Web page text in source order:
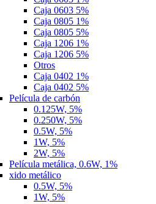
Caja 0603 5%
Caja 0805 1%
Caja 0805 5%
Caja 1206 1%
Caja 1206 5%
Otros
Caja 0402 1%
Caja 0402 5%
Película de carbón
0.125W, 5%
0.250W, 5%
0.5W, 5%
1W, 5%
2W, 5%
Película metálica, 0.6W, 1%
xido metálico
0.5W, 5%
1W, 5%